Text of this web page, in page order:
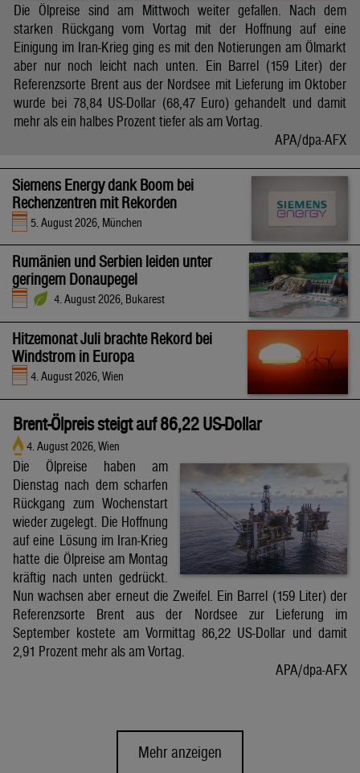
Die Ölpreise sind am Mittwoch weiter gefallen. Nach dem
starken Rückgang vom Vortag mit der Hoffnung auf eine
Einigung im Iran-Krieg ging es mit den Notierungen am Ölmarkt
aber nur noch leicht nach unten. Ein Barrel (159 Liter) der
Referenzsorte Brent aus der Nordsee mit Lieferung im Oktober
wurde bei 78,84 US-Dollar (68,47 Euro) gehandelt und damit
mehr als ein halbes Prozent tiefer als am Vortag.
APA/dpa-AFX
Siemens Energy dank Boom bei
Rechenzentren mit Rekorden
5. August 2026, München
Rumänien und Serbien leiden unter
geringem Donaupegel
4. August 2026, Bukarest
Hitzemonat Juli brachte Rekord bei
Windstrom in Europa
4. August 2026, Wien
Brent-Ölpreis steigt auf 86,22 US-Dollar
4. August 2026, Wien
Die Ölpreise haben am
Dienstag nach dem scharfen
Rückgang zum Wochenstart
wieder zugelegt. Die Hoffnung
auf eine Lösung im Iran-Krieg
hatte die Ölpreise am Montag
kräftig nach unten gedrückt.
Nun wachsen aber erneut die Zweifel. Ein Barrel (159 Liter) der
Referenzsorte Brent aus der Nordsee zur Lieferung im
September kostete am Vormittag 86,22 US-Dollar und damit
2,91 Prozent mehr als am Vortag.
APA/dpa-AFX
Mehr anzeigen